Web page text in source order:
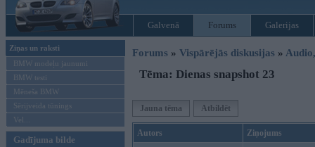
Galvenā Forums Galerijas
Ziņas un raksti
BMW modeļu jaunumi
BMW testi
Mēneša BMW
Sērijveida tūnings
Vel...
Gadījuma bilde
Forums » Vispārējās diskusijas »
Tēma: Dienas snapshot 23
Jauna tēma Atbildēt
Autors Ziņojums